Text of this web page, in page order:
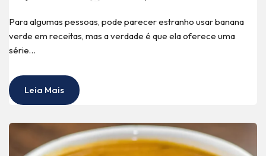
Para algumas pessoas, pode parecer estranho usar banana
verde em receitas, mas a verdade é que ela oferece uma
série…
Leia Mais